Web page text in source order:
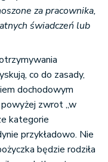
za pracownika,
świadczeń lub
co do zasady,
dochodowym
zwrot „w
kategorie
przykładowo. Nie
będzie rodziła